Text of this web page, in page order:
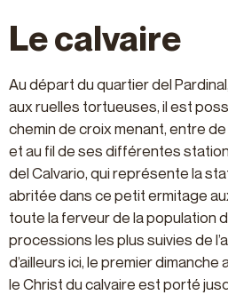
Le calvaire
Au départ du quartier del
aux ruelles tortueuses, il est
chemin de croix menant, entre
et au fil de ses différentes
del Calvario, qui représente la
abritée dans ce petit ermitage
toute la ferveur de la population
processions les plus suivies de
d’ailleurs ici, le premier
le Christ du calvaire est porté